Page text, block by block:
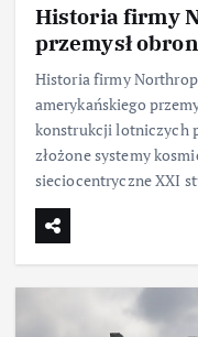
Historia firmy
przemysł
Historia firmy
amerykańskiego
konstrukcji lotniczych
złożone systemy
sieciocentryczne XXI